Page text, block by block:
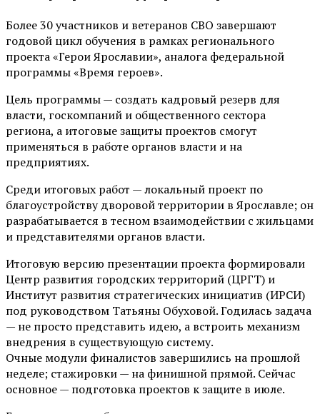
Более 30 участников и ветеранов СВО завершают
годовой цикл обучения в рамках регионального
проекта «Герои Ярославии», аналога федеральной
программы «Время героев».
Цель программы — создать кадровый резерв для
власти, госкомпаний и общественного сектора
региона, а итоговые защиты проектов смогут
применяться в работе органов власти и на
предприятиях.
Среди итоговых работ — локальный проект по
благоустройству дворовой территории в Ярославле; он
разрабатывается в тесном взаимодействии с жильцами
и представителями органов власти.
Итоговую версию презентации проекта формировали
Центр развития городских территорий (ЦРГТ) и
Институт развития стратегических инициатив (ИРСИ)
под руководством Татьяны Обуховой. Годилась задача
— не просто представить идею, а встроить механизм
внедрения в существующую систему.
Очные модули финалистов завершились на прошлой
неделе; стажировки — на финишной прямой. Сейчас
основное — подготовка проектов к защите в июле.